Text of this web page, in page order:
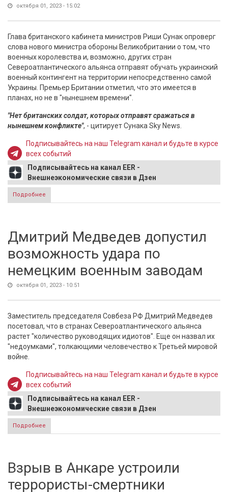
октября 01, 2023 - 15:02
Глава британского кабинета министров Риши Сунак опроверг
слова нового министра обороны Великобритании о том, что
военных королевства и, возможно, других стран
Североатлантического альянса отправят обучать украинский
военный контингент на территории непосредственно самой
Украины. Премьер Британии отметил, что это имеется в
планах, но не в "нынешнем времени".
"Нет британских солдат, которых отправят сражаться в
нынешнем конфликте", - цитирует Сунака Sky News.
Подписывайтесь на наш Telegram канал и будьте в курсе
всех событий
Подписывайтесь на канал EER -
Внешнеэкономические связи в Дзен
Подробнее
Дмитрий Медведев допустил
возможность удара по
немецким военным заводам
октября 01, 2023 - 10:51
Заместитель председателя Совбеза РФ Дмитрий Медведев
посетовал, что в странах Североатлантического альянса
растет "количество руководящих идиотов". Еще он назвал их
"недоумками", толкающими человечество к Третьей мировой
войне.
Подписывайтесь на наш Telegram канал и будьте в курсе
всех событий
Подписывайтесь на канал EER -
Внешнеэкономические связи в Дзен
Подробнее
немецким военным заводам
Взрыв в Анкаре устроили
террористы-смертники